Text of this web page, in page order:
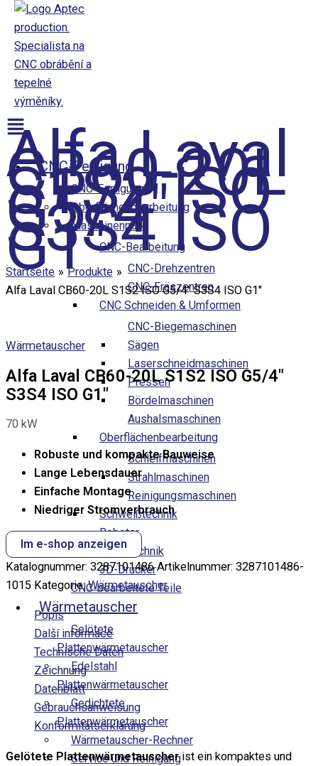
Přeskočit
na
obsah
Aptec production
Menü
CNC-Fertigung
CNC-Fertigung
Oberflächenbearbeitung
Maschinenpark
CNC-Bearbeitung
CNC-Drehzentren
CNC-Fräszentren
CNC Schneiden & Umformen
CNC-Biegemaschinen
Sägen
Laserschneidmaschinen
Pressen
Bördelmaschinen
Aushalsmaschinen
Oberflächenbearbeitung
Schleifmaschinen
Strahlmaschinen
Reinigungsmaschinen
Schweißtechnik
Roboter
Messtechnik
3D-Drucker
CNC-bearbeitete Teile
Wärmetauscher
Gelötete
Plattenwärmetauscher
Edelstahl
Plattenwärmetauscher
Gedichtete
Plattenwärmetauscher
Wärmetauscher-Rechner
Service und Reinigung
Alfa Laval
CB60-20L
S1S2 ISO
G5/4″
S3S4 ISO
G1″
Startseite
Produkte
Alfa Laval CB60-20L S1S2 ISO G5/4″ S3S4 ISO G1″
Wärmetauscher
Alfa Laval CB60-20L S1S2 ISO G5/4″
S3S4 ISO G1″
70 kW
Robuste und kompakte Bauweise
Lange Lebensdauer
Einfache Montage
Niedriger Stromverbrauch
Im e-shop anzeigen
Katalognummer: 3287101486 Artikelnummer: 3287101486-
1015 Kategorie:Wärmetauscher
Popis
Další informace
Technische Daten
Zeichnung
Datenblatt
Gebrauchsanweisung
Konformitätserklärung
Gelötete Plattenwärmetauscherist ein kompaktes und